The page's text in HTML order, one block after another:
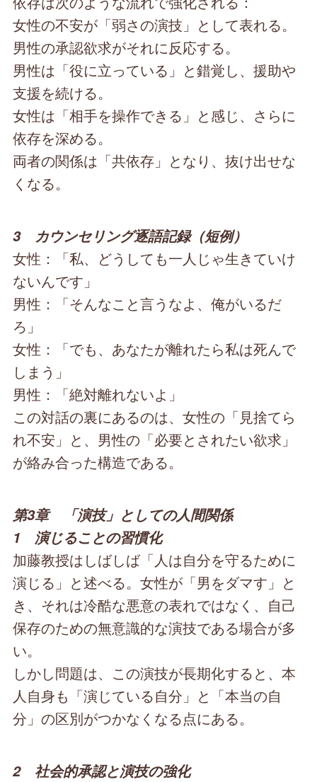
女性の不安が「弱さの演技」として表れる。
男性の承認欲求がそれに反応する。
男性は「役に立っている」と錯覚し、援助や
支援を続ける。
女性は「相手を操作できる」と感じ、さらに
依存を深める。
両者の関係は「共依存」となり、抜け出せな
くなる。
3 カウンセリング逐語記録（短例）
女性：「私、どうしても一人じゃ生きていけ
ないんです」
男性：「そんなこと言うなよ、俺がいるだ
ろ」
女性：「でも、あなたが離れたら私は死んで
しまう」
男性：「絶対離れないよ」
この対話の裏にあるのは、女性の「見捨てら
れ不安」と、男性の「必要とされたい欲求」
が絡み合った構造である。
第3章 「演技」としての人間関係
1 演じることの習慣化
加藤教授はしばしば「人は自分を守るために
演じる」と述べる。女性が「男をダマす」と
き、それは冷酷な悪意の表れではなく、自己
保存のための無意識的な演技である場合が多
い。
しかし問題は、この演技が長期化すると、本
人自身も「演じている自分」と「本当の自
分」の区別がつかなくなる点にある。
2 社会的承認と演技の強化